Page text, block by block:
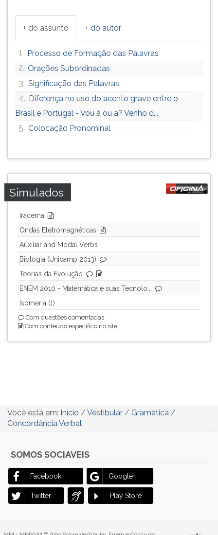
+ do assunto + do autor
1. Processo de Formação das Palavras
2. Orações Subordinadas
3. Significação das Palavras
4. Diferença no uso do acento grave entre o
Brasil e Portugal - Vou à ou a? Venho d...
5. Colocação Pronominal
Simulados
Iracema
Ondas Eletromagnéticas
Auxiliar and Modal Verbs
Biologia (Unicamp 2013)
Teorias da Evolução
ENEM 2010 - Matemática e suas Tecnolo...
Isomeria (1)
Com questões comentadas.
Com conteúdo específico no site.
Você está em: Início / Vestibular / Gramática /
Concordância Verbal
SOMOS SOCIAVEIS
Facebook Google+
Twitter Play Store